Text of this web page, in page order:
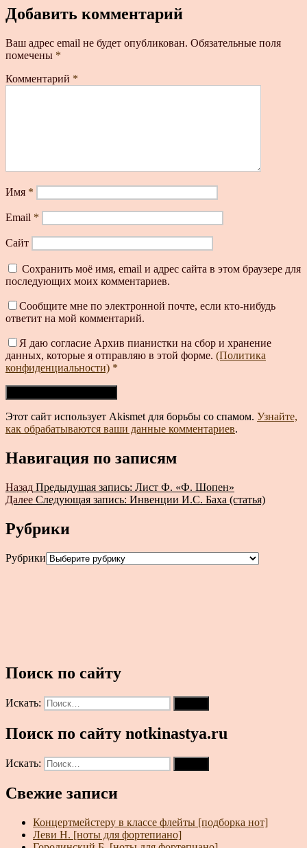
Добавить комментарий
Ваш адрес email не будет опубликован. Обязательные поля
помечены *
Комментарий *
Имя *
Email *
Сайт
Сохранить моё имя, email и адрес сайта в этом браузере для
последующих моих комментариев.
Сообщите мне по электронной почте, если кто-нибудь
ответит на мой комментарий.
Я даю согласие Архив пианистки на сбор и хранение
данных, которые я отправляю в этой форме. (Политика
конфиденциальности) *
Этот сайт использует Akismet для борьбы со спамом. Узнайте,
как обрабатываются ваши данные комментариев.
Навигация по записям
Назад Предыдущая запись: Лист Ф. «Ф. Шопен»
Далее Следующая запись: Инвенции И.С. Баха (статья)
Рубрики
Рубрики
Поиск по сайту
Искать:
Поиск по сайту notkinastya.ru
Искать:
Свежие записи
Концертмейстеру в классе флейты [подборка нот]
Леви Н. [ноты для фортепиано]